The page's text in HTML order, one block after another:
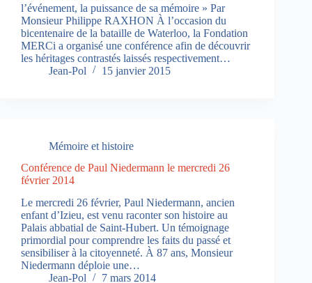
l’événement, la puissance de sa mémoire » Par
Monsieur Philippe RAXHON À l’occasion du
bicentenaire de la bataille de Waterloo, la Fondation
MERCi a organisé une conférence afin de découvrir
les héritages contrastés laissés respectivement…
Jean-Pol
15 janvier 2015
Mémoire et histoire
Conférence de Paul Niedermann le mercredi 26
février 2014
Le mercredi 26 février, Paul Niedermann, ancien
enfant d’Izieu, est venu raconter son histoire au
Palais abbatial de Saint-Hubert. Un témoignage
primordial pour comprendre les faits du passé et
sensibiliser à la citoyenneté. À 87 ans, Monsieur
Niedermann déploie une…
Jean-Pol
7 mars 2014